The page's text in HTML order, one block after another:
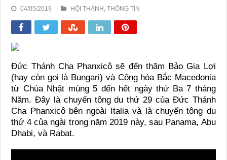
04/05/2019 HỘI THÁNH ,THÔNG TIN
Ðức Thánh Cha Phanxicô sẽ đến thăm Bảo Gia Lợi
(hay còn gọi là Bungari) và Cộng hòa Bắc Macedonia
từ Chúa Nhật mùng 5 đến hết ngày thứ Ba 7 tháng
Năm. Đây là chuyến tông du thứ 29 của Đức Thánh
Cha Phanxicô bên ngoài Italia và là chuyến tông du
thứ 4 của ngài trong năm 2019 này, sau Panama, Abu
Dhabi, và Rabat.